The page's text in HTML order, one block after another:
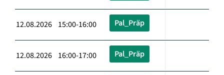
12.08.2026 15:00-16:00 Pal_Präp
12.08.2026 16:00-17:00 Pal_Präp